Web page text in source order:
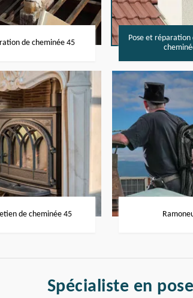
de cheminée 45
Pose et réparation
de cheminée 45
Spécialiste en